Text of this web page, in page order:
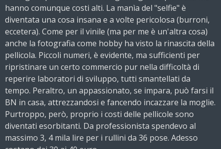
hanno comunque costi alti. La manìa del "selfie" è
diventata una cosa insana e a volte pericolosa (burroni,
eccetera). Come per il vinile (ma per me è un'altra cosa)
anche la fotografia come hobby ha visto la rinascita della
pellicola. Piccoli numeri, è evidente, ma sufficienti per
ripristinare un certo commercio pur nella difficoltà di
reperire laboratori di sviluppo, tutti smantellati da
tempo. Peraltro, un appassionato, se impara, può farsi il
BN in casa, attrezzandosi e fancendo incazzare la moglie.
Purtroppo, però, proprio i costi delle pellicole sono
diventati esorbitanti. Da professionista spendevo al
massimo 3, 4 mila lire per i rullini da 36 pose. Adesso